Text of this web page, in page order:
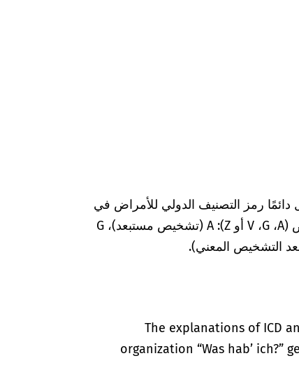
دائمًا رمز التصنيف الدولي للأمراض في
المستندات الطبية بعلامات إضافية لضمان التشخيص (A‏، G‏، V أو Z): A (تشخيص مستبعد)، G
The explanations of ICD
organization “Was hab’ ich?”